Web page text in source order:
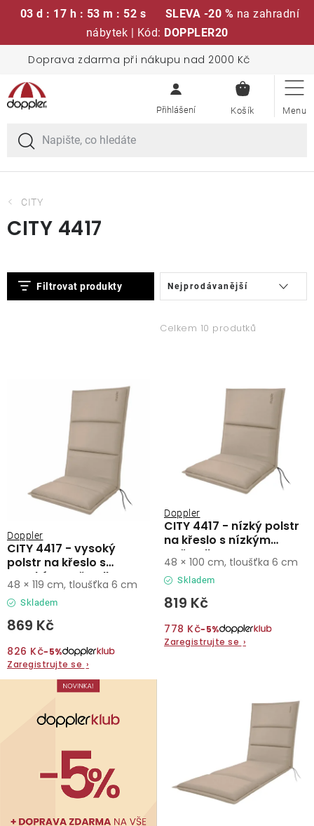
03 d : 17 h : 53 m : 51 s SLEVA -20 % na zahradní
nábytek | Kód: DOPPLER20
obsah
Doprava zdarma při nákupu nad 2000 Kč
KOŠÍK
Sedací soupravy
Slunečníky
Křesla a židle
Stoly
Deštníky
Gastro produkty
Klub výhod
Naše katalogy
O nás
CITY
CITY 4417
Filtrovat produkty
V
ý
Celkem 10 produtků
Ř
a
z
t
ů
Nejprodávanější
CITY 4417 - vysoký
polstr na křeslo s
vysokým opěradlem
Doppler
Skladem
869 Kč
826 Kč−5%
Zaregistrujte se ›
48 × 119 cm, tloušťka 6 cm
CITY 4417 - nízký polstr
na křeslo s nízkým
opěradlem
Doppler
Skladem
819 Kč
778 Kč−5%
Zaregistrujte se ›
48 × 100 cm, tloušťka 6 cm